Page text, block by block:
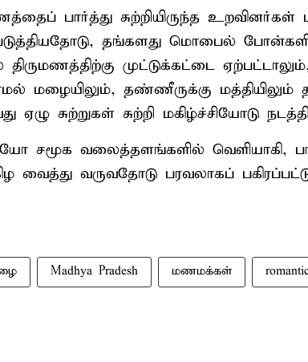
பார்த்து சுற்றியிருந்த
தங்களது மொபைல்
முட்டுக்கட்டை
மழையிலும், தண்ணீருக்கு மத்தியிலும்
சுற்றுகள் சுற்றி மகிழ்ச்சியோடு
சமூக வலைத்தளங்களில் வெளியாகி,
வருவதோடு பரவலாகப்
Madhya Pradesh மணமக்கள்